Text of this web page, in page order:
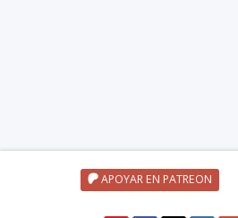
APOYAR EN PATREON